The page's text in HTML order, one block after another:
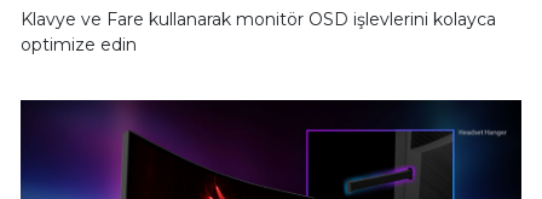
Klavye ve Fare kullanarak monitör OSD işlevlerini kolayca
optimize edin